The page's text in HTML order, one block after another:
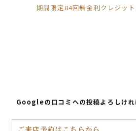
期間限定84回無金利クレジッ
Googleの口コミへの投稿よろしけれ
ご来店予約はこちらから